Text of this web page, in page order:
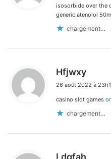
:
isosorbide over the
generic atenolol
chargement…
Hfjwxy
t
26 août 2022 à
casino slot games
chargement…
Ldqfah